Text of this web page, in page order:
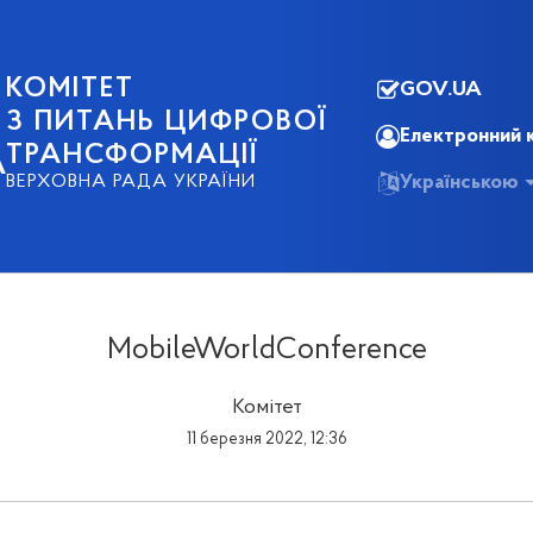
КОМІТЕТ
З ПИТАНЬ ЦИФРОВОЇ
ТРАНСФОРМАЦІЇ
ВЕРХОВНА РАДА УКРАЇНИ
GOV.UA
Електронний
Українською
MobileWorldConference
Комітет
11 березня 2022, 12:36